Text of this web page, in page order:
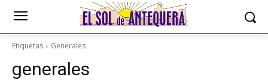
Etiquetas Generales
generales